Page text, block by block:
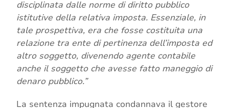
disciplinata dalle norme di diritto pubblico
istitutive della relativa imposta. Essenziale, in
tale prospettiva, era che fosse costituita una
relazione tra ente di pertinenza dell’imposta ed
altro soggetto, divenendo agente contabile
anche il soggetto che avesse fatto maneggio di
denaro pubblico.”
La sentenza impugnata condannava il gestore